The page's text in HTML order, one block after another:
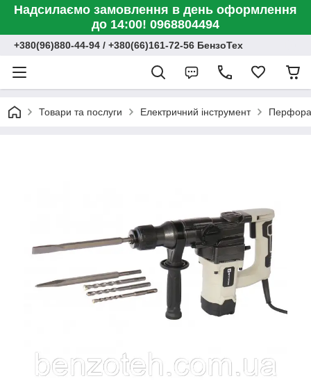
Надсилаємо замовлення в день оформлення
до 14:00! 0968804494
+380(96)880-44-94 / +380(66)161-72-56 БензоТех
Товари та послуги Електричний інструмент